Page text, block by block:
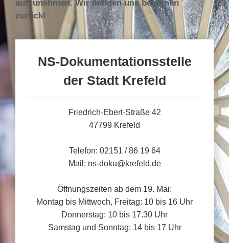
aufzunehmen. Wir melden uns bei Ihnen
zurück!
NS-Dokumentationsstelle
der Stadt Krefeld
Friedrich-Ebert-Straße 42
47799 Krefeld
Telefon: 02151 / 86 19 64
Mail: ns-doku@krefeld.de
Öffnungszeiten ab dem 19. Mai:
Montag bis Mittwoch, Freitag: 10 bis 16 Uhr
Donnerstag: 10 bis 17.30 Uhr
Samstag und Sonntag: 14 bis 17 Uhr